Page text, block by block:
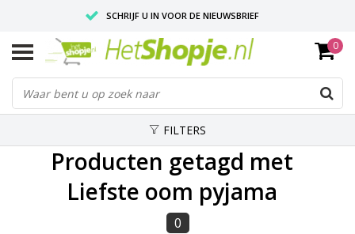
SCHRIJF U IN VOOR DE NIEUWSBRIEF
VOOR 18:00 BESTELD, IS ZELFDE DAG VERZONDEN
UITSTEKENDE PASVORM
0
FILTERS
Producten getagd met
Liefste oom pyjama
0